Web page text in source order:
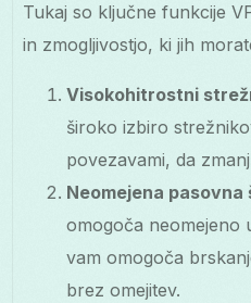
Tukaj so ključne funkcije
in zmogljivostjo, ki jih
Visokohitrostni
široko izbiro
povezavami, da
Neomejena pasovna
omogoča neomejeno
vam omogoča
brez omejitev.